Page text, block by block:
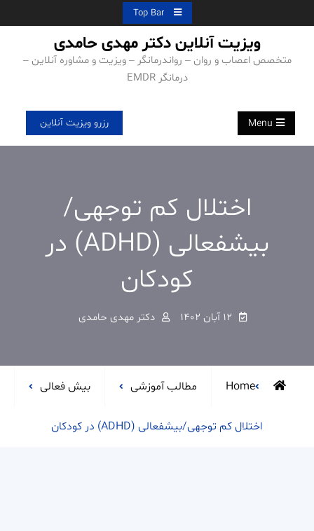
to
Top Bar
ویزیت آنلاین دکتر مهدی حامدی
متخصص اعصاب و روان – رواندرمانگر – ویزیت و مشاوره آنلاین –
درمانگر EMDR
Menu رزرو ویزیت آنلاین
اختلال کم توجهی/
بیشفعالی (ADHD) در
کودکان
۱۲ آبان ۱۴۰۲ دکتر مهدی حامدی
Home مطالب آموزشی بیش فعالی
اختلال کم توجهی/بیشفعالی (ADHD) در کودکان